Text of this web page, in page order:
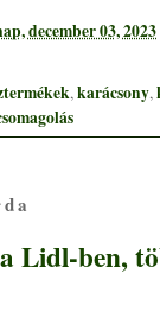
december 03, 2023
,karácsony,
Lidl-ben,